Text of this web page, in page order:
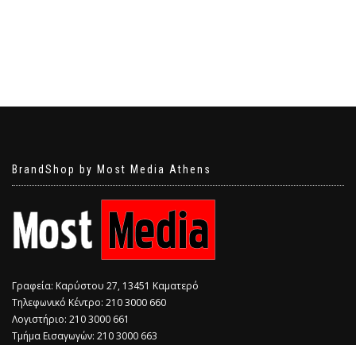
BrandShop by Most Media Athens
Γραφεία: Καρύστου 27, 13451 Καματερό
Τηλεφωνικό Κέντρο: 210 3000 660
Λογιστήριο: 210 3000 661
Τμήμα Εισαγωγών: 210 3000 663